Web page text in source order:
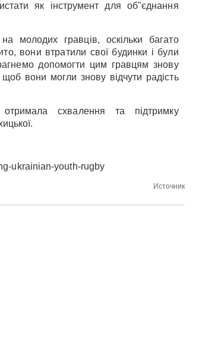
як інструмент для об"єднання
молодих гравців, оскільки багато
вони втратили свої будинки і були
допомогти цим гравцям знову
вони могли знову відчути радість
схвалення та підтримку
ukrainian-youth-rugby
Источник